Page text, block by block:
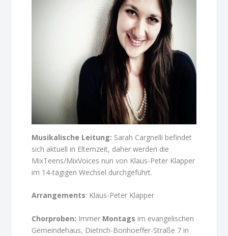
Musikalische Leitung: Sarah Cargnelli befindet
sich aktuell in Elternzeit, daher werden die
MixTeens/MixVoices nun von Klaus-Peter Klapper
im 14-tägigen Wechsel durchgeführt.
Arrangements: Klaus-Peter Klapper
Chorproben: Immer Montags im evangelischen
Gemeindehaus, Dietrich-Bonhoeffer-Straße 7 in